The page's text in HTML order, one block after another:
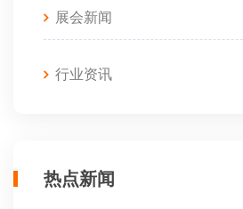
展会新闻
行业资讯
热点新闻